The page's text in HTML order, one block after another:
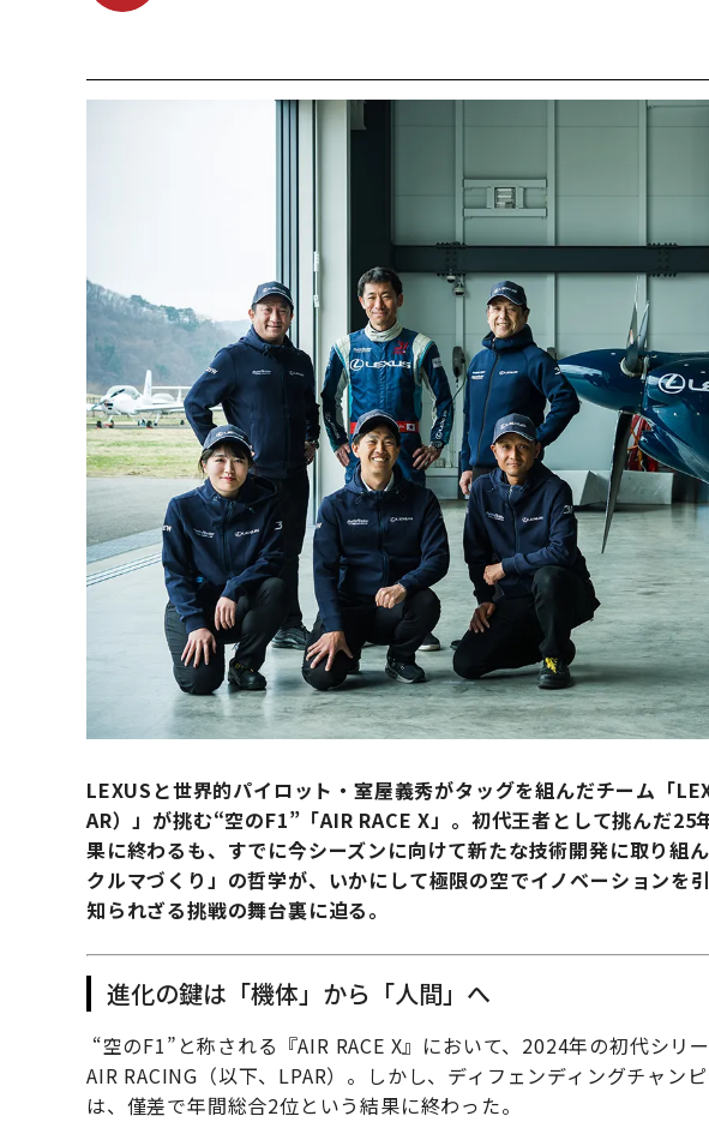
LEXUSと世界的パイロット・室屋義秀がタッグを組んだチーム「
AR）」が挑む“空のF1”「AIR RACE X」。初代王者として挑んだ
果に終わるも、すでに今シーズンに向けて新たな技術開発に取り組
クルマづくり」の哲学が、いかにして極限の空でイノベーションを
知られざる挑戦の舞台裏に迫る。
進化の鍵は「機体」から「人間」へ
“空のF1”と称される『AIR RACE X』において、2024年の初代シリ
AIR RACING（以下、LPAR）。しかし、ディフェンディングチャン
は、僅差で年間総合2位という結果に終わった。